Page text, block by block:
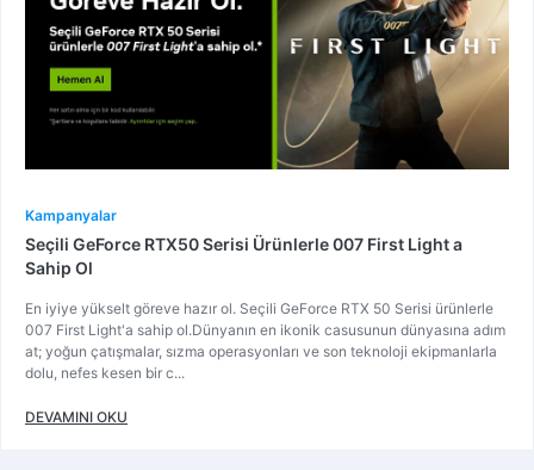
Kampanyalar
Seçili GeForce RTX50 Serisi Ürünlerle 007 First Light a
Sahip Ol
En iyiye yükselt göreve hazır ol. Seçili GeForce RTX 50 Serisi ürünlerle
007 First Light'a sahip ol.Dünyanın en ikonik casusunun dünyasına adım
at; yoğun çatışmalar, sızma operasyonları ve son teknoloji ekipmanlarla
dolu, nefes kesen bir c...
DEVAMINI OKU